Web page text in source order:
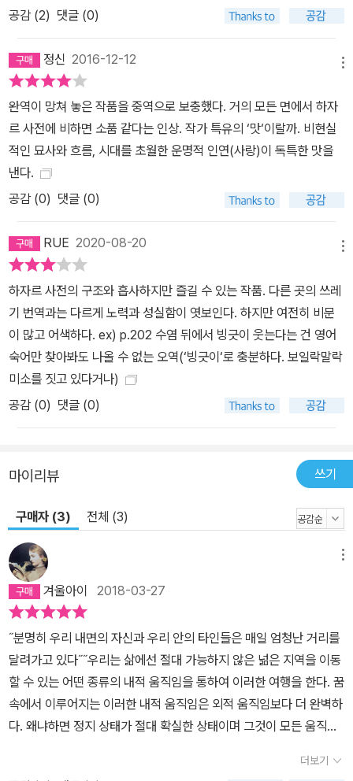
공감 (2) 댓글 (0)
정신 2016-12-12
완역이 망쳐 놓은 작품을 중역으로 보충했다. 거의 모든 면에서 하자
르 사전에 비하면 소품 같다는 인상. 작가 특유의 ‘맛‘이랄까. 비현실
적인 묘사와 흐름, 시대를 초월한 운명적 인연(사랑)이 독특한 맛을
낸다.
공감 (0) 댓글 (0)
RUE 2020-08-20
하자르 사전의 구조와 흡사하지만 즐길 수 있는 작품. 다른 곳의 쓰레
기 번역과는 다르게 노력과 성실함이 엿보인다. 하지만 여전히 비문
이 많고 어색하다. ex) p.202 수염 뒤에서 빙긋이 웃는다는 건 영어
숙어만 찾아봐도 나올 수 없는 오역(‘빙긋이‘로 충분하다. 보일락말락
미소를 짓고 있다거나)
공감 (0) 댓글 (0)
마이리뷰 쓰기
구매자 (3) 전체 (3)
겨울아이 2018-03-27
˝분명히 우리 내면의 자신과 우리 안의 타인들은 매일 엄청난 거리를
달려가고 있다˝˝우리는 삶에선 절대 가능하지 않은 넒은 지역을 이동
할 수 있는 어떤 종류의 내적 움직임을 통하여 이러한 여행을 한다. 꿈
속에서 이루어지는 이러한 내적 움직임은 외적 움직임보다 더 완벽하
다. 왜냐하면 정지 상태가 절대 확실한 상태이며 그것이 모든 움직임
있기 때문이다.˝˝그녀에겐 그녀가 그려내는 세계의 분명한 그림 속에
더보기